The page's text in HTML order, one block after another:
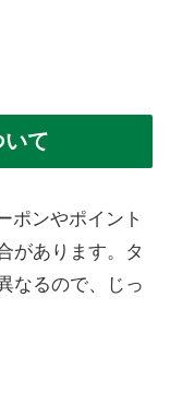
て
ポンやポイント
があります。タ
なるので、じっ